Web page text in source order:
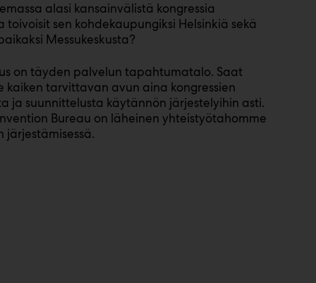
alasi kansainvälistä kongressia
toivoisit sen kohdekaupungiksi Helsinkiä sekä
Messukeskusta?
on täyden palvelun tapahtumatalo. Saat
kaiken tarvittavan avun aina kongressien
ja suunnittelusta käytännön järjestelyihin asti.
Bureau on läheinen yhteistyötahomme
järjestämisessä.